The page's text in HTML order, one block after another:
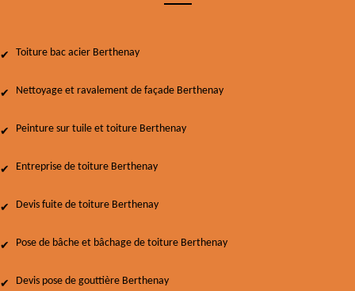
Toiture bac acier Berthenay
Nettoyage et ravalement de façade Berthenay
Peinture sur tuile et toiture Berthenay
Entreprise de toiture Berthenay
Devis fuite de toiture Berthenay
Pose de bâche et bâchage de toiture Berthenay
Devis pose de gouttière Berthenay